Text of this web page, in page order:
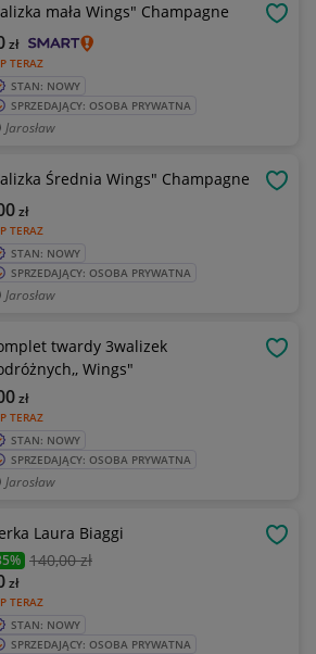
mała Wings" Champagne
TERAZ
zł
STAN: NOWY
SPRZEDAJĄCY: OSOBA PRYWATNA
Jarosław
Średnia Wings" Champagne
TERAZ
zł
STAN: NOWY
SPRZEDAJĄCY: OSOBA PRYWATNA
Jarosław
twardy 3walizek
Wings"
TERAZ
zł
STAN: NOWY
SPRZEDAJĄCY: OSOBA PRYWATNA
Jarosław
Laura Biaggi
140,00 zł
TERAZ
zł
STAN: NOWY
SPRZEDAJĄCY: OSOBA PRYWATNA